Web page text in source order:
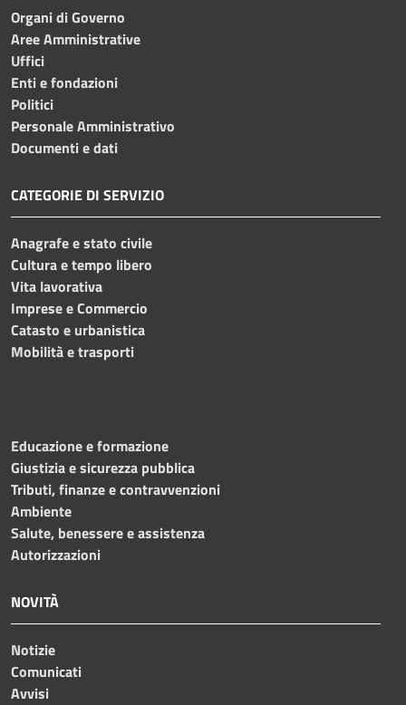
Organi di Governo
Aree Amministrative
Uffici
Enti e fondazioni
Politici
Personale Amministrativo
Documenti e dati
CATEGORIE DI SERVIZIO
Anagrafe e stato civile
Cultura e tempo libero
Vita lavorativa
Imprese e Commercio
Catasto e urbanistica
Mobilità e trasporti
Educazione e formazione
Giustizia e sicurezza pubblica
Tributi, finanze e contravvenzioni
Ambiente
Salute, benessere e assistenza
Autorizzazioni
NOVITÀ
Notizie
Comunicati
Avvisi